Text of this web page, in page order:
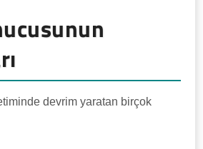
devrim yaratan birçok